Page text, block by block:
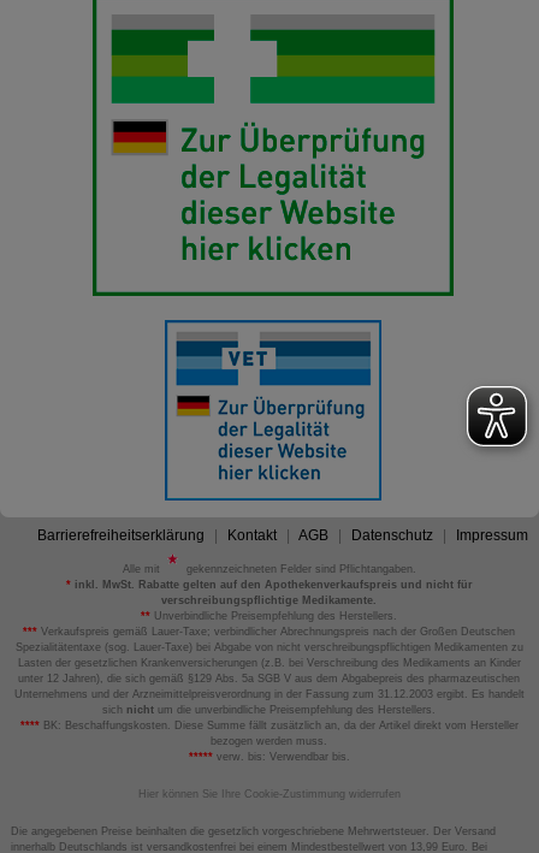
Barrierefreiheitserklärung Kontakt AGB Datenschutz Impressum
Alle mit
gekennzeichneten Felder sind Pflichtangaben.
*inkl. MwSt. Rabatte gelten auf den Apothekenverkaufspreis und nicht für
verschreibungspflichtige Medikamente.
** Unverbindliche Preisempfehlung des Herstellers.
*** Verkaufspreis gemäß Lauer-Taxe; verbindlicher Abrechnungspreis nach der Großen Deutschen
Spezialitätentaxe (sog. Lauer-Taxe) bei Abgabe von nicht verschreibungspflichtigen Medikamenten zu
Lasten der gesetzlichen Krankenversicherungen (z.B. bei Verschreibung des Medikaments an Kinder
unter 12 Jahren), die sich gemäß §129 Abs. 5a SGB V aus dem Abgabepreis des pharmazeutischen
Unternehmens und der Arzneimittelpreisverordnung in der Fassung zum 31.12.2003 ergibt. Es handelt
sich nicht um die unverbindliche Preisempfehlung des Herstellers.
****BK: Beschaffungskosten. Diese Summe fällt zusätzlich an, da der Artikel direkt vom Hersteller
bezogen werden muss.
*****verw. bis: Verwendbar bis.
Hier können Sie Ihre Cookie-Zustimmung widerrufen
Die angegebenen Preise beinhalten die gesetzlich vorgeschriebene Mehrwertsteuer. Der Versand
innerhalb Deutschlands ist versandkostenfrei bei einem Mindestbestellwert von 13,99 Euro. Bei